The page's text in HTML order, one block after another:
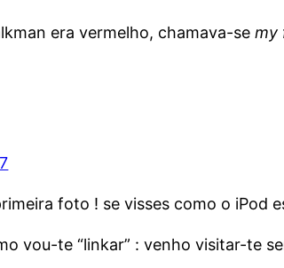
era vermelho, chamava-semy
foto ! se visses como o iPod
vou-te “linkar” : venho visitar-te